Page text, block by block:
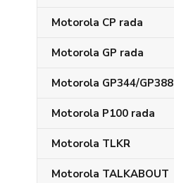
Motorola CP rada
Motorola GP rada
Motorola GP344/GP388
Motorola P100 rada
Motorola TLKR
Motorola TALKABOUT